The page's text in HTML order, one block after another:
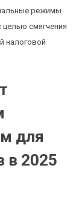
режимы
смягчения
налоговой
для
в 2025